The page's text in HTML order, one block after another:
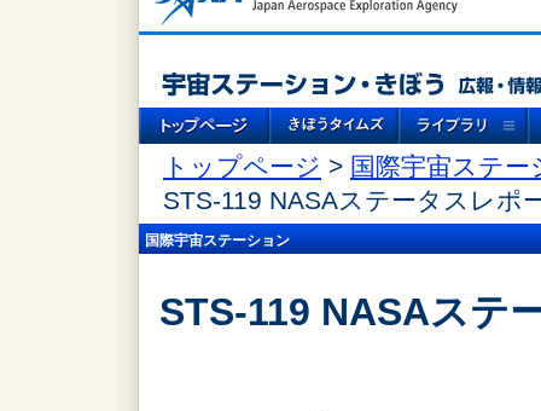
トップページ > 国際宇宙ステー
STS-119 NASAステータスレポ
国際宇宙ステーション
STS-119 NASAステ